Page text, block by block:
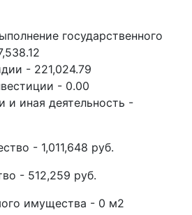
государственного
- 221,024.79
- 0.00
и иная деятельность -
- 1,011,648 руб.
- 512,259 руб.
имущества - 0 м2